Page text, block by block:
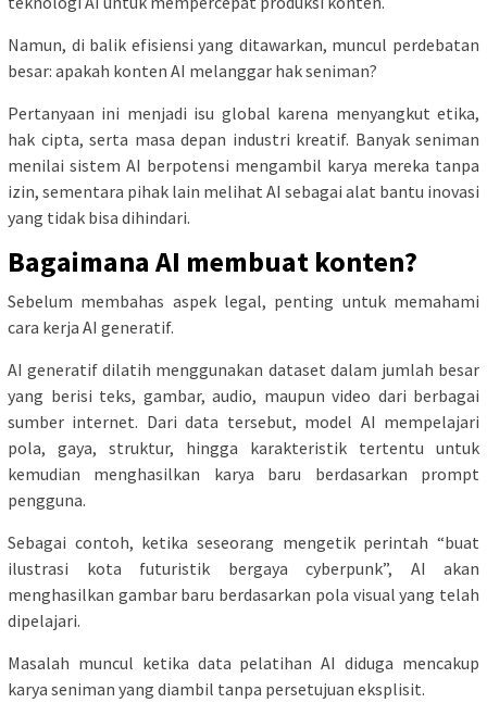
Namun, di balik efisiensi yang ditawarkan, muncul perdebatan
besar: apakah konten AI melanggar hak seniman?
Pertanyaan ini menjadi isu global karena menyangkut etika,
hak cipta, serta masa depan industri kreatif. Banyak seniman
menilai sistem AI berpotensi mengambil karya mereka tanpa
izin, sementara pihak lain melihat AI sebagai alat bantu inovasi
yang tidak bisa dihindari.
Bagaimana AI membuat konten?
Sebelum membahas aspek legal, penting untuk memahami
cara kerja AI generatif.
AI generatif dilatih menggunakan dataset dalam jumlah besar
yang berisi teks, gambar, audio, maupun video dari berbagai
sumber internet. Dari data tersebut, model AI mempelajari
pola, gaya, struktur, hingga karakteristik tertentu untuk
kemudian menghasilkan karya baru berdasarkan prompt
pengguna.
Sebagai contoh, ketika seseorang mengetik perintah “buat
ilustrasi kota futuristik bergaya cyberpunk”, AI akan
menghasilkan gambar baru berdasarkan pola visual yang telah
dipelajari.
Masalah muncul ketika data pelatihan AI diduga mencakup
karya seniman yang diambil tanpa persetujuan eksplisit.